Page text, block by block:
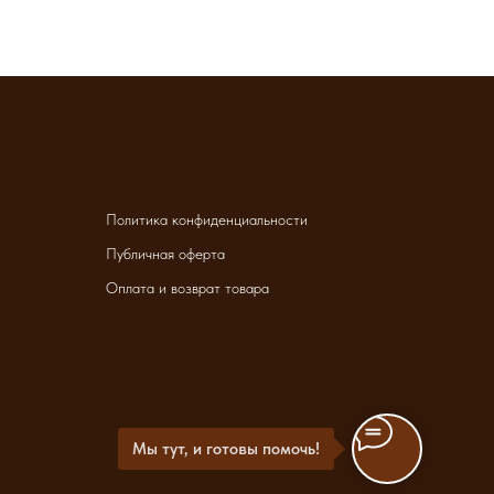
Политика конфиденциальности
Публичная оферта
Оплата и возврат товара
Мы тут, и готовы помочь!